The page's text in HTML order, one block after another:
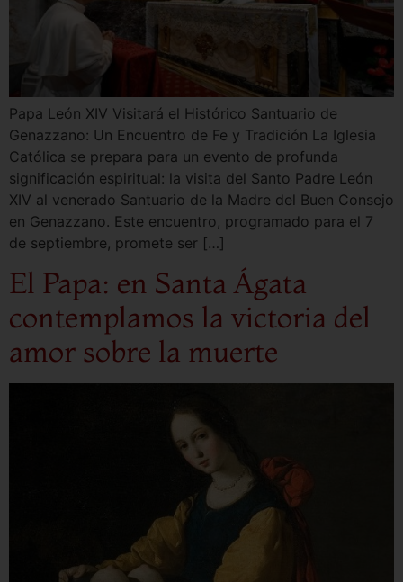
Papa León XIV Visitará el Histórico Santuario de
Genazzano: Un Encuentro de Fe y Tradición La Iglesia
Católica se prepara para un evento de profunda
significación espiritual: la visita del Santo Padre León
XIV al venerado Santuario de la Madre del Buen Consejo
en Genazzano. Este encuentro, programado para el 7
de septiembre, promete ser […]
El Papa: en Santa Ágata
contemplamos la victoria del
amor sobre la muerte